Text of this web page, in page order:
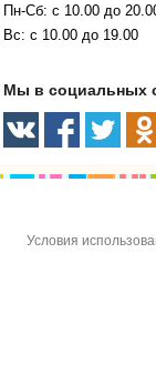
Пн-Сб: с 10.00 до
Вс: с 10.00 до 19.00
Мы в социальных
Условия